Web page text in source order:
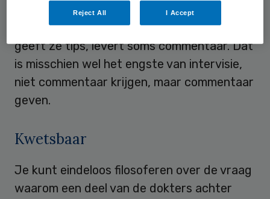
jezelf te ontwikkelen. En, nog
kwetsbaarder, je kijkt wat je collega’s doen,
geeft ze tips, levert soms commentaar. Dat
is misschien wel het engste van intervisie,
niet commentaar krijgen, maar commentaar
geven.
Kwetsbaar
Je kunt eindeloos filosoferen over de vraag
waarom een deel van de dokters achter
Reject All I Accept